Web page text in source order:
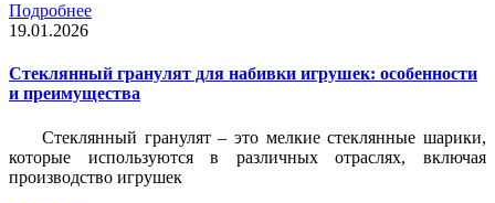
Подробнее
19.01.2026
Стеклянный гранулят для набивки игрушек: особенности
и преимущества
Стеклянный гранулят – это мелкие стеклянные шарики,
которые используются в различных отраслях, включая
производство игрушек